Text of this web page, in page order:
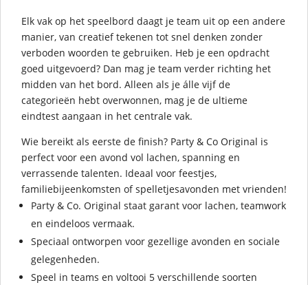
Elk vak op het speelbord daagt je team uit op een andere
manier, van creatief tekenen tot snel denken zonder
verboden woorden te gebruiken. Heb je een opdracht
goed uitgevoerd? Dan mag je team verder richting het
midden van het bord. Alleen als je álle vijf de
categorieën hebt overwonnen, mag je de ultieme
eindtest aangaan in het centrale vak.
Wie bereikt als eerste de finish? Party & Co Original is
perfect voor een avond vol lachen, spanning en
verrassende talenten. Ideaal voor feestjes,
familiebijeenkomsten of spelletjesavonden met vrienden!
Party & Co. Original staat garant voor lachen, teamwork
en eindeloos vermaak.
Speciaal ontworpen voor gezellige avonden en sociale
gelegenheden.
Speel in teams en voltooi 5 verschillende soorten